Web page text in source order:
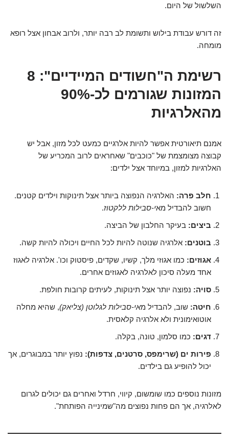
השלשול של היום.
זה דורש עבודת בילוש ותשומת לב רבה יותר, ולרוב אבחון אצל רופא
מומחה.
רשימת ה"חשודים המיידיים": 8
המזונות שגורמים לכ-90%
מהאלרגיות
אמנם תיאורטית אפשר להיות אלרגיים כמעט לכל מזון, אבל יש
קבוצה מצומצמת של "כוכבים" שאחראים לרוב המכריע של
האלרגיות למזון, במיוחד אצל ילדים:
חלב פרה: האלרגיה הנפוצה ביותר אצל תינוקות וילדים קטנים.
חשוב להבדיל מאי-סבילות ללקטוז.
ביצים: בעיקר החלבון של הביצה.
בוטנים: אלרגיה שנוטה להיות לכל החיים ויכולה להיות קשה.
אגוזים: כמו אגוזי מלך, קשיו, שקדים, פיסטוק וכו'. אלרגיה לאגוז
אחד מעלה סיכון לאלרגיה לאגוזים אחרים.
סויה: נפוצה יותר אצל תינוקות, לעיתים קרובות חולפת.
חיטה: שוב, להבדיל מאי-סבילות לגלוטן (צליאק), שהיא מחלה
אוטואימונית ולא אלרגיה קלאסית.
דגים: כמו סלמון, טונה, בקלה.
פירות ים (שרימפס, סרטנים, צדפות): נפוץ יותר במבוגרים, אך
יכול להופיע גם בילדים.
מזונות נוספים כמו שומשום, קיווי, חרדל ואחרים גם יכולים לגרום
לאלרגיה, אך הם פחות נפוצים מה"שמינייה הפותחת".